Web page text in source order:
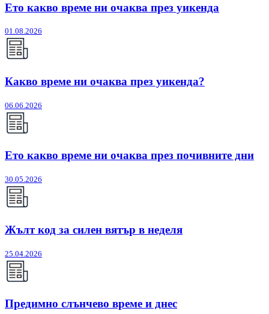
Ето какво време ни очаква през уикенда
01.08.2026
Какво време ни очаква през уикенда?
06.06.2026
Ето какво време ни очаква през почивните дни
30.05.2026
Жълт код за силен вятър в неделя
25.04.2026
Предимно слънчево време и днес